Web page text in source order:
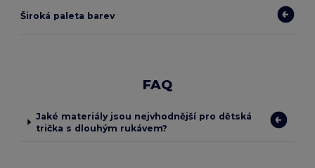
Široká paleta barev
FAQ
Jaké materiály jsou nejvhodnější pro dětská
trička s dlouhým rukávem?